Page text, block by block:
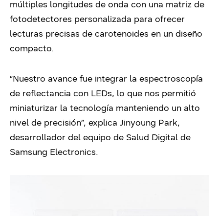
múltiples longitudes de onda con una matriz de
fotodetectores personalizada para ofrecer
lecturas precisas de carotenoides en un diseño
compacto.
“Nuestro avance fue integrar la espectroscopía
de reflectancia con LEDs, lo que nos permitió
miniaturizar la tecnología manteniendo un alto
nivel de precisión”, explica Jinyoung Park,
desarrollador del equipo de Salud Digital de
Samsung Electronics.